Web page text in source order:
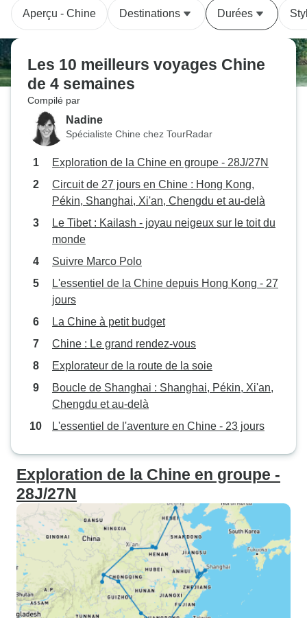
Aperçu - Chine Destinations Durées
Les 10 meilleurs voyages Chine
de 4 semaines
Compilé par
Nadine
Spécialiste Chine chez TourRadar
Exploration de la Chine en groupe - 28J/27N
Circuit de 27 jours en Chine : Hong Kong,
Pékin, Shanghai, Xi'an, Chengdu et au-delà
Le Tibet : Kailash - joyau neigeux sur le toit du
monde
Suivre Marco Polo
L'essentiel de la Chine depuis Hong Kong - 27
jours
La Chine à petit budget
Chine : Le grand rendez-vous
Explorateur de la route de la soie
Boucle de Shanghai : Shanghai, Pékin, Xi'an,
Chengdu et au-delà
L'essentiel de l'aventure en Chine - 23 jours
Exploration de la Chine en groupe -
28J/27N